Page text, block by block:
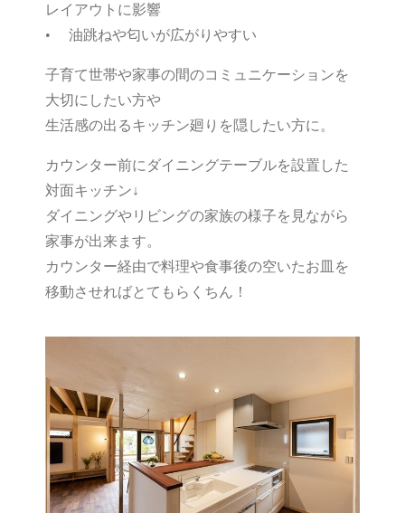
レイアウトに影響
• 油跳ねや匂いが広がりやすい
子育て世帯や家事の間のコミュニケーションを
大切にしたい方や
生活感の出るキッチン廻りを隠したい方に。
カウンター前にダイニングテーブルを設置した
対面キッチン↓
ダイニングやリビングの家族の様子を見ながら
家事が出来ます。
カウンター経由で料理や食事後の空いたお皿を
移動させればとてもらくちん！